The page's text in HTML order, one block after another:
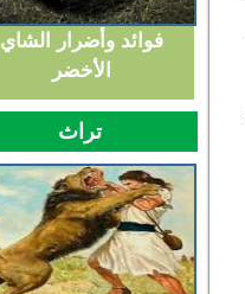
فوائد وأضرار الشاي
الأخضر
تراث